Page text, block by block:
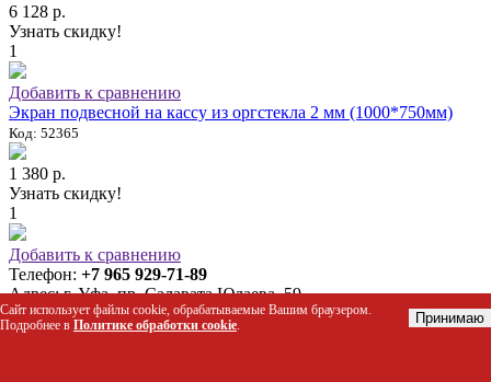
6 128 р.
Узнать скидку!
1
Добавить к сравнению
Экран подвесной на кассу из оргстекла 2 мм (1000*750мм)
Код: 52365
1 380 р.
Узнать скидку!
1
Добавить к сравнению
Телефон: +7 965 929-71-89
Адрес:г. Уфа, пр. Салавата Юлаева, 59
Корзина
Сайт использует файлы cookie, обрабатываемые Вашим браузером.
Подробнее в Политике обработки cookie. Принимаю